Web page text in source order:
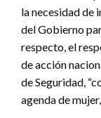
la necesidad de
del Gobierno
respecto, el
de acción
de Seguridad,
agenda de